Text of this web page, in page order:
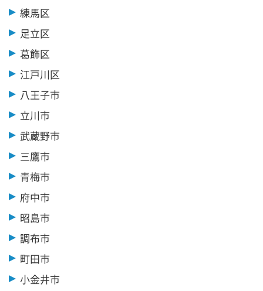
練馬区
足立区
葛飾区
江戸川区
八王子市
立川市
武蔵野市
三鷹市
青梅市
府中市
昭島市
調布市
町田市
小金井市